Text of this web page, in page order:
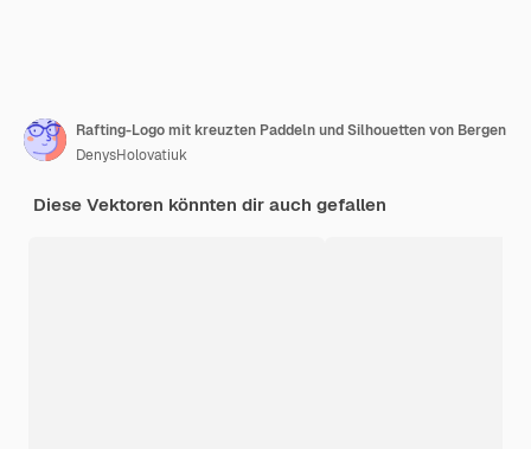
Rafting-Logo mit kreuzten Paddeln und Silhouetten von Bergen
DenysHolovatiuk
Diese Vektoren könnten dir auch gefallen